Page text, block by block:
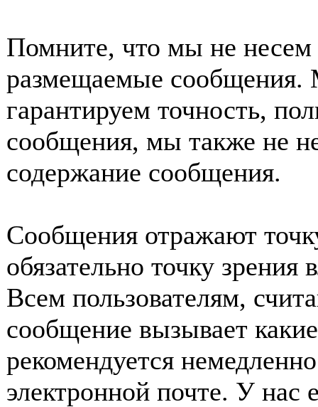
Помните, что мы не несем
размещаемые сообщения.
гарантируем точность,
сообщения, мы также не
содержание сообщения.
Сообщения отражают
обязательно точку
Всем пользователям,
сообщение вызывает
рекомендуется
электронной почте. У нас